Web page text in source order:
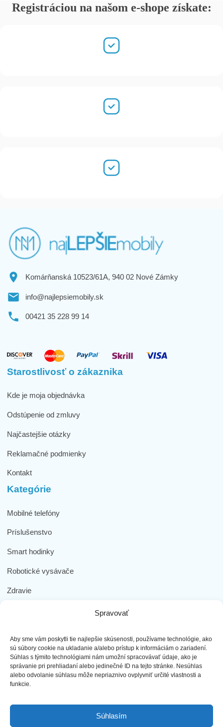
Spravovať
Aby sme vám poskytli tie najlepšie skúsenosti, používame technológie, ako
sú súbory cookie na ukladanie a/alebo prístup k informáciám o zariadení.
Súhlas s týmito technológiami nám umožní spracovávať údaje, ako je
správanie pri prehliadaní alebo jedinečné ID na tejto stránke. Nesúhlas
alebo odvolanie súhlasu môže nepriaznivo ovplyvniť určité vlastnosti a
funkcie.
Súhlasím
Registráciou na našom e-shope získate:
Komárňanská 10523/61A, 940 02 Nové Zámky
info@najlepsiemobily.sk
00421 35 228 99 14
Starostlivosť o zákaznika
Kde je moja objednávka
Odstúpenie od zmluvy
Najčastejšie otázky
Reklamačné podmienky
Kontakt
Kategórie
Mobilné telefóny
Príslušenstvo
Smart hodinky
Robotické vysávače
Zdravie
Dôležité odkazy
Obchodné podmienky
Ochrana osobných údajov
Doprava a platba